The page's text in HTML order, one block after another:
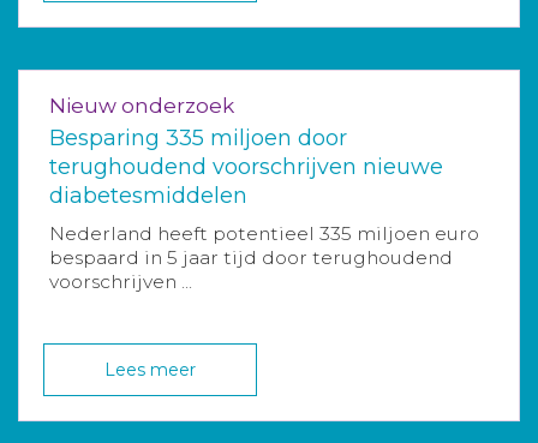
Nieuw onderzoek
Besparing 335 miljoen door
terughoudend voorschrijven nieuwe
diabetesmiddelen
Nederland heeft potentieel 335 miljoen euro
bespaard in 5 jaar tijd door terughoudend
voorschrijven ...
Lees meer